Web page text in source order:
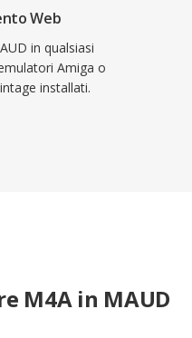
Web
in qualsiasi
Amiga o
installati.
M4A in MAUD